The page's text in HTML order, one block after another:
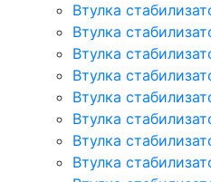
Втулка
Втулка
Втулка
Втулка
Втулка
Втулка
Втулка
Втулка